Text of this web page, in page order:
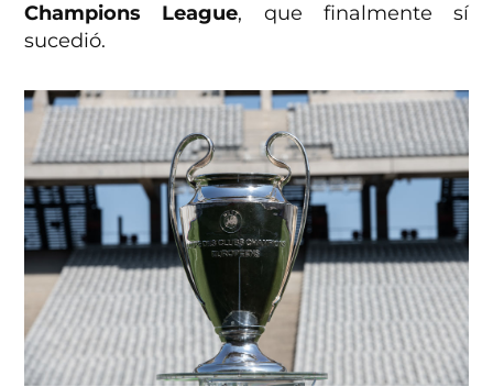
Champions League, que finalmente sí
sucedió.